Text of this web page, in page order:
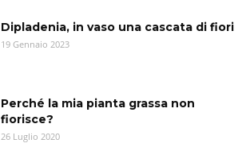
Dipladenia, in vaso una cascata di fiori
19 Gennaio 2023
Perché la mia pianta grassa non
fiorisce?
26 Luglio 2020